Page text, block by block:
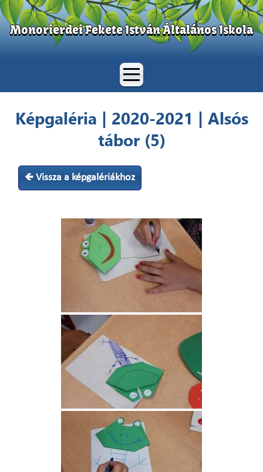
Monorierdei Fekete István Általános Iskola
Képgaléria | 2020-2021 | Alsós
tábor (5)
🡸 Vissza a képgalériákhoz